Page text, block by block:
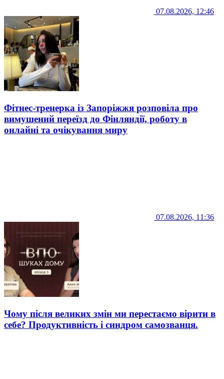
07.08.2026, 12:46
Фітнес-тренерка із Запоріжжя розповіла про
вимушений переїзд до Фінляндії, роботу в
онлайні та очікування миру
07.08.2026, 11:36
Чому після великих змін ми перестаємо вірити в
себе? Продуктивність і синдром самозванця.